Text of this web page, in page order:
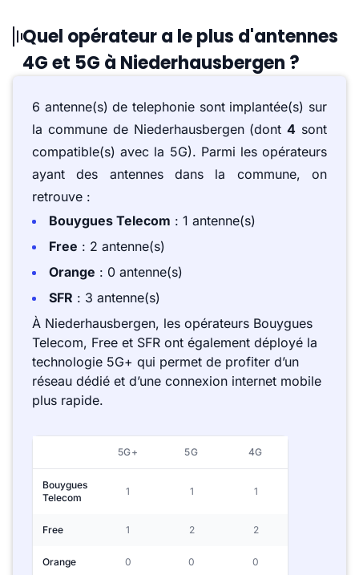
Quel opérateur a le plus d'antennes
4G et 5G à Niederhausbergen ?
6 antenne(s) de telephonie sont implantée(s) sur
la commune de Niederhausbergen (dont4 sont
compatible(s) avec la 5G). Parmi les opérateurs
ayant des antennes dans la commune, on
retrouve :
Bouygues Telecom : 1 antenne(s)
Free : 2 antenne(s)
Orange : 0 antenne(s)
SFR : 3 antenne(s)
À Niederhausbergen, les opérateurs Bouygues
Telecom, Free et SFR ont également déployé la
technologie 5G+ qui permet de profiter d’un
réseau dédié et d’une connexion internet mobile
plus rapide.
5G+ 5G 4G
Bouygues
Telecom
1 1 1
Free 1 2 2
Orange 0 0 0